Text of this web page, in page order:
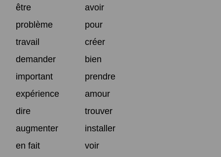
être
avoir
problème
pour
travail
créer
demander
bien
important
prendre
expérience
amour
dire
trouver
augmenter
installer
en fait
voir